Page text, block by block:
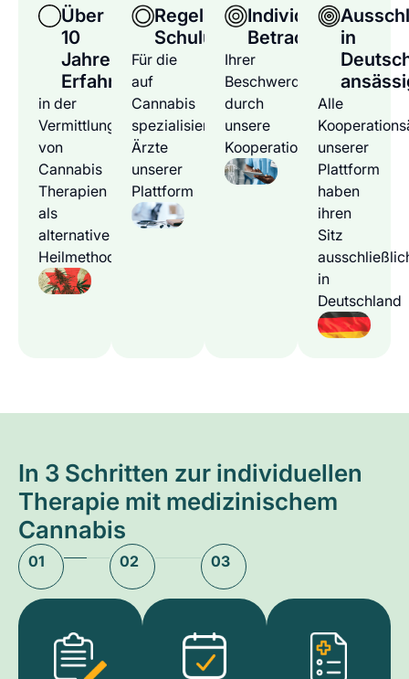
Über
10
Jahre
Erfahrung
in der
Vermittlung
von
Cannabis
Therapien
als
alternative
Heilmethode
Regelmäßige
Schulungen
Für die
auf
Cannabis
spezialisierten
Ärzte
unserer
Plattform
Individuelle
Betrachtung
Ihrer
Beschwerden
durch
unsere
Kooperationsärzte
in
Alle
unserer
Plattform
haben
ihren
Sitz
in
Deutschland
In 3 Schritten zur individuellen
Therapie mit medizinischem
Cannabis
01 02 03